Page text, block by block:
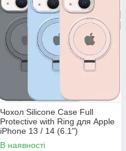
Чохол Silicone Case Full
Protective with Ring для Apple
iPhone 13 / 14 (6.1")
В наявності